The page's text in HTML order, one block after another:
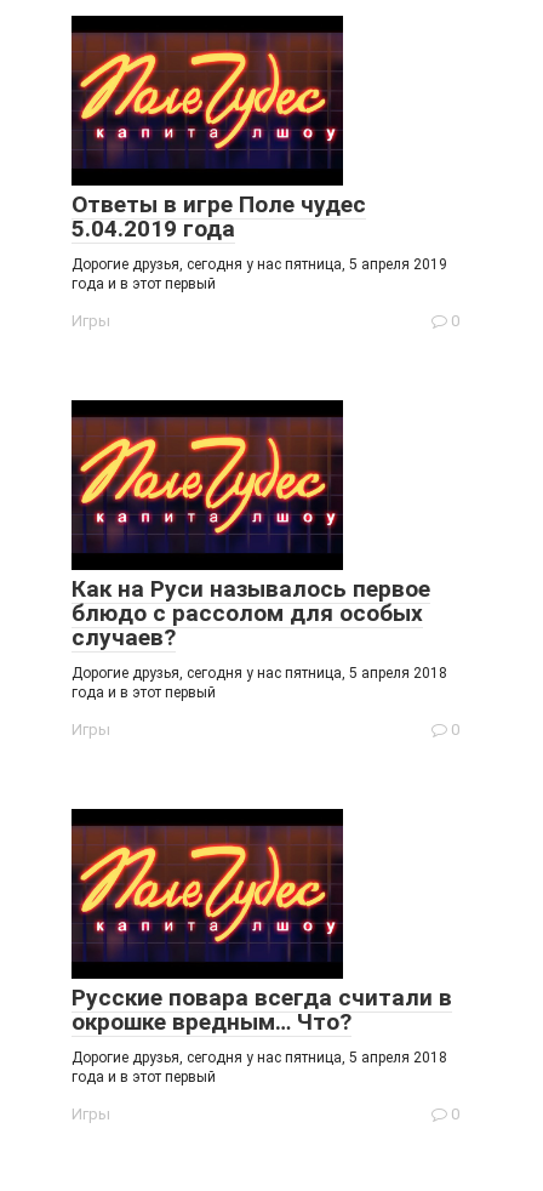
Ответы в игре Поле чудес
5.04.2019 года
Дорогие друзья, сегодня у нас пятница, 5 апреля 2019
года и в этот первый
Игры 0
Как на Руси называлось первое
блюдо с рассолом для особых
случаев?
Дорогие друзья, сегодня у нас пятница, 5 апреля 2018
года и в этот первый
Игры 0
Русские повара всегда считали в
окрошке вредным… Что?
Дорогие друзья, сегодня у нас пятница, 5 апреля 2018
года и в этот первый
Игры 0